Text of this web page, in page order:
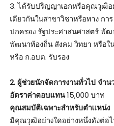
3. ได้รับปริญญาเอกหรือคุณวุฒิอ
เดียวกันในสาขาวิชาหรือทาง ก
ปกครอง รัฐประศาสนศาสตร์ พั
พัฒนาท้องถิ่น สังคม วิทยา หรือใ
หรือ ก.อบต. รับรอง
2. ผู้ช่วยนักจัดการงานทั่วไป จำน
อัตราค่าตอบแทน15,000 บาท
คุณสมบัติเฉพาะสำหรับตำแหน่ง
มีคุณวุฒิอย่างใดอย่างหนึ่งดังต่อ